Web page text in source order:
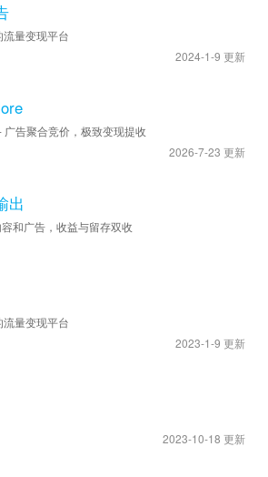
量变现平台
2024-1-9 更新
广告聚合竞价，极致变现提收
2026-7-23 更新
出
和广告，收益与留存双收
量变现平台
2023-1-9 更新
2023-10-18 更新